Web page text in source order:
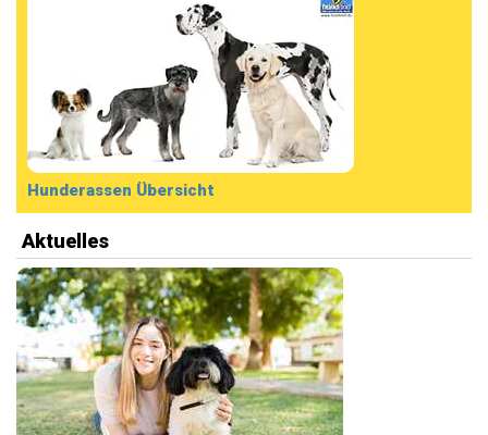
Hunderassen Übersicht
Aktuelles